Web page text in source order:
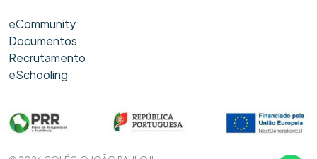
eCommunity
Documentos
Recrutamento
eSchooling